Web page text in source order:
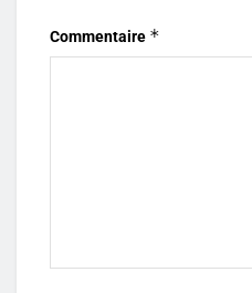
Commentaire *